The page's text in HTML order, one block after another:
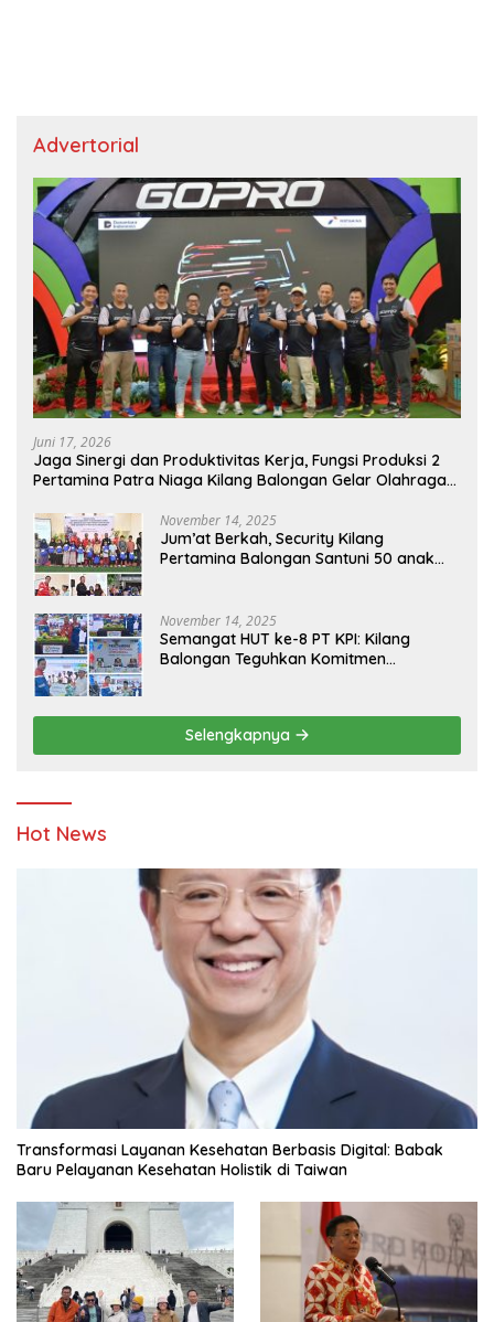
Advertorial
Juni 17, 2026
Jaga Sinergi dan Produktivitas Kerja, Fungsi Produksi 2
Pertamina Patra Niaga Kilang Balongan Gelar Olahraga
November 14, 2025
Jum’at Berkah, Security Kilang
Pertamina Balongan Santuni 50 anak
November 14, 2025
Semangat HUT ke-8 PT KPI: Kilang
Balongan Teguhkan Komitmen
Pendidikan
Selengkapnya
Hot News
Transformasi Layanan Kesehatan Berbasis Digital: Babak
Baru Pelayanan Kesehatan Holistik di Taiwan